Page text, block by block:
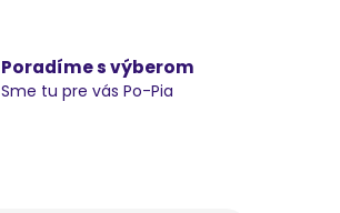
Poradíme s výberom
Sme tu pre vás Po-Pia